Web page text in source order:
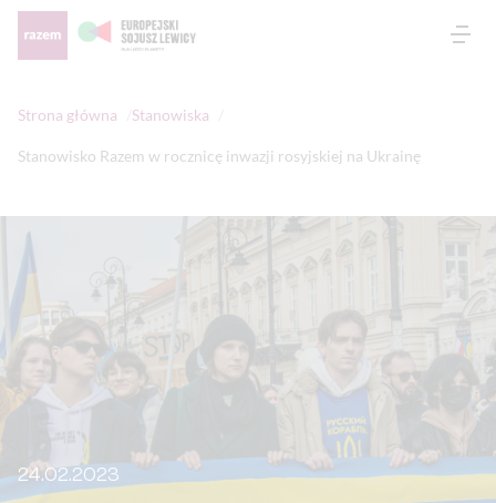
Strona główna Stanowiska
Stanowisko Razem w rocznicę inwazji rosyjskiej na Ukrainę
24.02.2023